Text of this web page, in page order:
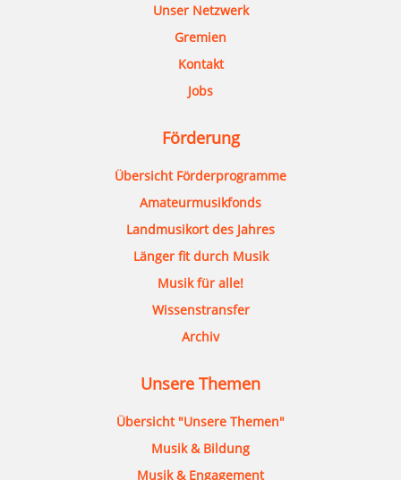
Unser Netzwerk
Gremien
Kontakt
Jobs
Förderung
Übersicht Förderprogramme
Amateurmusikfonds
Landmusikort des Jahres
Länger fit durch Musik
Musik für alle!
Wissenstransfer
Archiv
Unsere Themen
Übersicht "Unsere Themen"
Musik & Bildung
Musik & Engagement